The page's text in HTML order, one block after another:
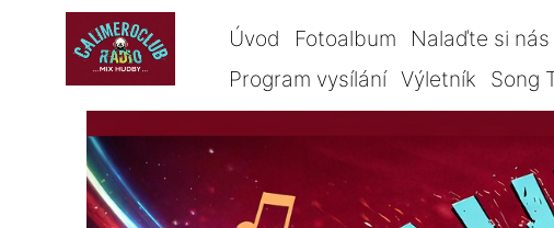
Úvod Fotoalbum Nalaďte si nás
Program vysílání Výletník Song